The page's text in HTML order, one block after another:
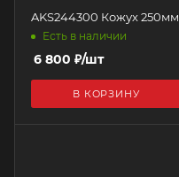
AKS244300 Кожух 250мм
Есть в наличии
6 800 ₽/шт
В КОРЗИНУ